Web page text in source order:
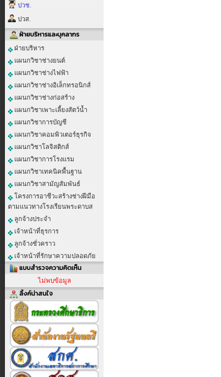
ปวช.
ปวส.
ฝ่ายบริหารและบุคลากร
ฝ่ายบริหาร
แผนกวิชาช่างยนต์
แผนกวิชาช่างไฟฟ้า
แผนกวิชาช่างอิเล็กทรอนิกส์
แผนกวิชาช่างก่อสร้าง
แผนกวิชาเพาะเลี้ยงสัตว์น้ำ
แผนกวิชาการบัญชี
แผนกวิชาคอมพิวเตอร์ธุรกิจ
แผนกวิชาโลจิสติกส์
แผนกวิชาการโรงแรม
แผนกวิชาเทคนิคพื้นฐาน
แผนกวิชาสามัญสัมพันธ์
โครงการอาชีวะสร้างช่างฝีมือ
ตามแนวทางโรงเรียนพระดาบส
ลูกจ้างประจำ
เจ้าหน้าที่ธุรการ
ลูกจ้างชั่วคราว
เจ้าหน้าที่รักษาความปลอดภัย
แบบสำรวจความคิดเห็น
ไม่พบข้อมูล
ลิ้งค์น่าสนใจ